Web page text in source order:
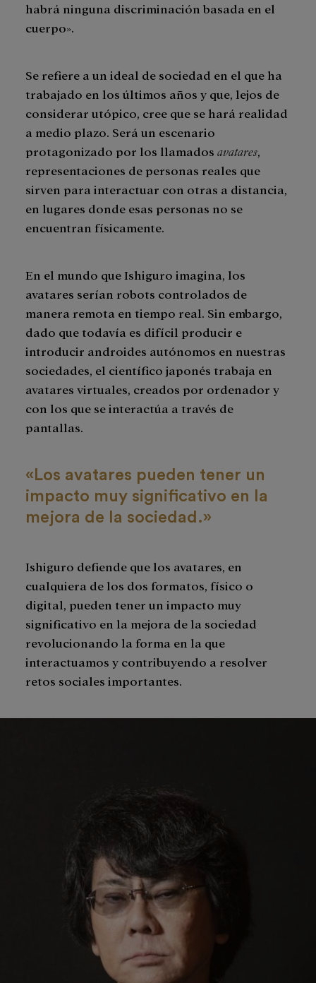
habrá ninguna discriminación basada en el
cuerpo».
Se refiere a un ideal de sociedad en el que ha
trabajado en los últimos años y que, lejos de
considerar utópico, cree que se hará realidad
a medio plazo. Será un escenario
protagonizado por los llamados avatares
representaciones de personas reales que
sirven para interactuar con otras a distancia,
en lugares donde esas personas no se
encuentran físicamente.
En el mundo que Ishiguro imagina, los
avatares serían robots controlados de
manera remota en tiempo real. Sin embargo,
dado que todavía es difícil producir e
introducir androides autónomos en nuestras
sociedades, el científico japonés trabaja en
avatares virtuales, creados por ordenador y
con los que se interactúa a través de
pantallas.
«Los avatares pueden tener un
impacto muy significativo en la
mejora de la sociedad.»
Ishiguro defiende que los avatares, en
cualquiera de los dos formatos, físico o
digital, pueden tener un impacto muy
significativo en la mejora de la sociedad
revolucionando la forma en la que
interactuamos y contribuyendo a resolver
retos sociales importantes.